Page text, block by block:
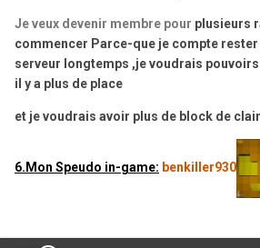
Je veux devenir membre pour plusieurs
commencer Parce-que je compte rester
serveur longtemps ,je voudrais
il y a plus de place
et je voudrais avoir plus de block de
6.Mon Speudo in-game: benkiller930